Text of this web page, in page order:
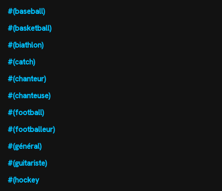
#(baseball)
#(basketball)
#(biathlon)
#(catch)
#(chanteur)
#(chanteuse)
#(football)
#(footballeur)
#(général)
#(guitariste)
#(hockey